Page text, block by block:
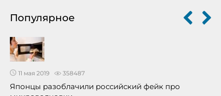
Популярное
11 мая 2019 358487
Японцы разоблачили российский фейк про